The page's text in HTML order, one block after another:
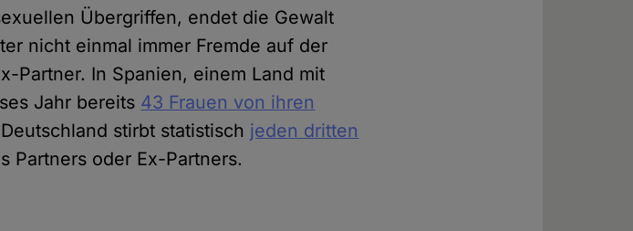
Übergriffen, endet die Gewalt
nicht einmal immer Fremde auf der
Partner. In Spanien, einem Land mit
Jahr bereits 43 Frauen von ihren
stirbt statistisch jeden dritten
Partners oder Ex-Partners.